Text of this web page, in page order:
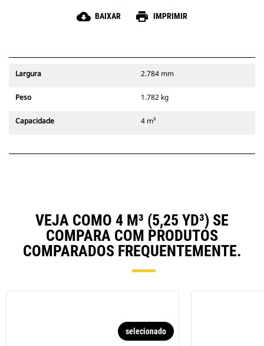
cloud_download BAIXAR print IMPRIMIR
Largura 2.784 mm
Peso 1.782 kg
Capacidade 4 m³
VEJA COMO 4 M³ (5,25 YD³) SE
COMPARA COM PRODUTOS
COMPARADOS FREQUENTEMENTE.
selecionado